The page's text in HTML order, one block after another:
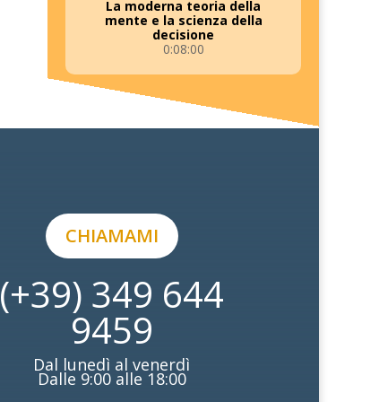
La moderna teoria della
mente e la scienza della
decisione
0:08:00
CHIAMAMI
(+39) 349 644
9459
Dal lunedì al venerdì
Dalle 9:00 alle 18:00